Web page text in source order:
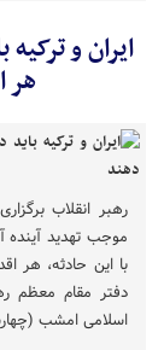
ایران و
هر
رهبر انقلاب
موجب تهدید آینده
با این حادثه، هر
دفتر مقام معظم
اسلامی امشب